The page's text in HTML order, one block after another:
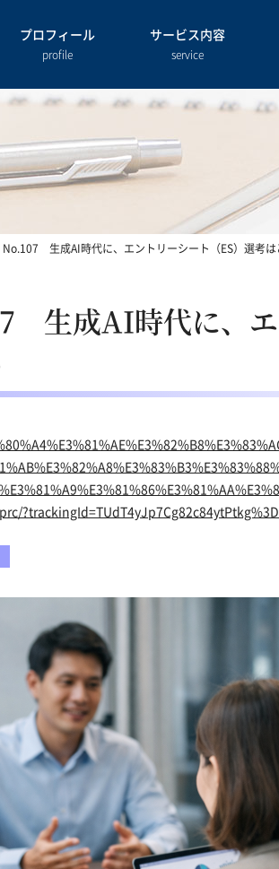
プロフィール
profile
サービス内容
service
生成AI時代に、エントリーシート（ES）選考は
生成AI時代に、エ